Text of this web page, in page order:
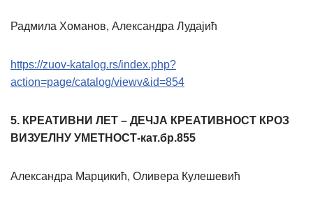
Радмила Хоманов, Александра Лудајић
https://zuov-katalog.rs/index.php?
action=page/catalog/viewv&id=854
5. КРЕАТИВНИ ЛЕТ – ДЕЧЈА КРЕАТИВНОСТ КРОЗ
ВИЗУЕЛНУ УМЕТНОСТ-кат.бр.855
Александра Марцикић, Оливера Кулешевић